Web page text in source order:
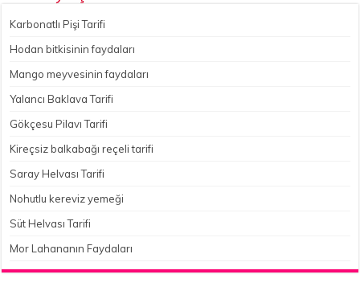
Karbonatlı Pişi Tarifi
Hodan bitkisinin faydaları
Mango meyvesinin faydaları
Yalancı Baklava Tarifi
Gökçesu Pilavı Tarifi
Kireçsiz balkabağı reçeli tarifi
Saray Helvası Tarifi
Nohutlu kereviz yemeği
Süt Helvası Tarifi
Mor Lahananın Faydaları